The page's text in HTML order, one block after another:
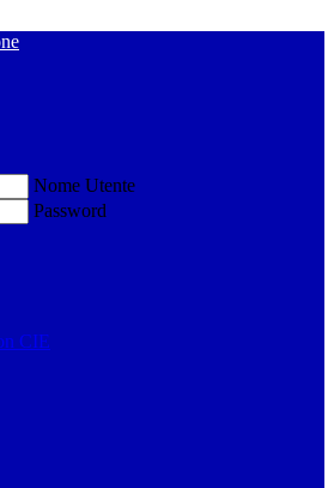
Nome Utente
Password
CIE